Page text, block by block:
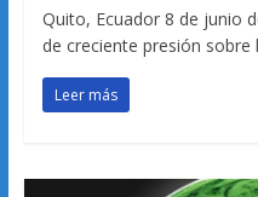
Quito, Ecuador 8 de junio
de creciente presión
Leer más